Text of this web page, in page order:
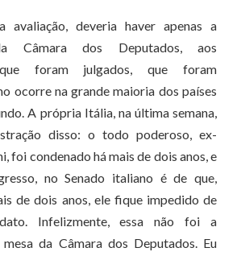
avaliação, deveria haver apenas a
Câmara dos Deputados, aos
que foram julgados, que foram
ocorre na grande maioria dos países
A própria Itália, na última semana,
disso: o todo poderoso, ex-
foi condenado há mais de dois anos, e
no Senado italiano é de que,
de dois anos, ele fique impedido de
Infelizmente, essa não foi a
da Câmara dos Deputados. Eu